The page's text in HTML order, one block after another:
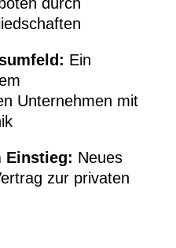
Ein
Unternehmen mit
Einstieg: Neues
zur privaten